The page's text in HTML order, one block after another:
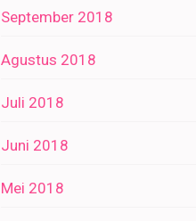
September 2018
Agustus 2018
Juli 2018
Juni 2018
Mei 2018